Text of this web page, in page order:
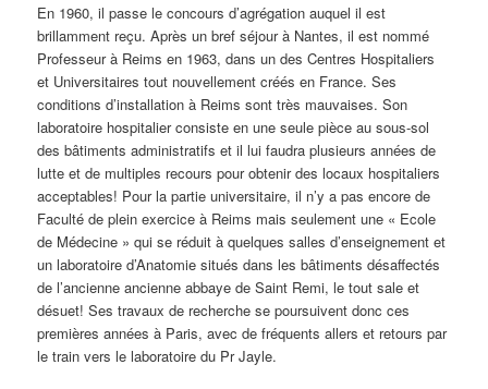
En 1960, il passe le concours d’agrégation auquel il est
brillamment reçu. Après un bref séjour à Nantes, il est nommé
Professeur à Reims en 1963, dans un des Centres Hospitaliers
et Universitaires tout nouvellement créés en France. Ses
conditions d’installation à Reims sont très mauvaises. Son
laboratoire hospitalier consiste en une seule pièce au sous-sol
des bâtiments administratifs et il lui faudra plusieurs années de
lutte et de multiples recours pour obtenir des locaux hospitaliers
acceptables! Pour la partie universitaire, il n’y a pas encore de
Faculté de plein exercice à Reims mais seulement une « Ecole
de Médecine » qui se réduit à quelques salles d’enseignement et
un laboratoire d’Anatomie situés dans les bâtiments désaffectés
de l’ancienne ancienne abbaye de Saint Remi, le tout sale et
désuet! Ses travaux de recherche se poursuivent donc ces
premières années à Paris, avec de fréquents allers et retours par
le train vers le laboratoire du Pr Jayle.